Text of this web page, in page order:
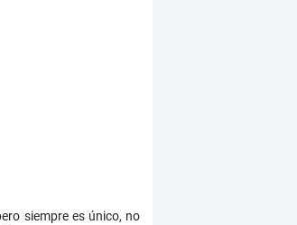
siempre es único, no